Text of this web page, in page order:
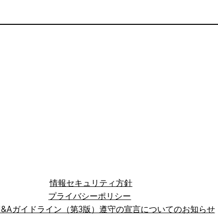
ガイドライン（第3版）遵守の宣言についてのお知らせ
プライバシーポリシー
​情報セキュリティ方針